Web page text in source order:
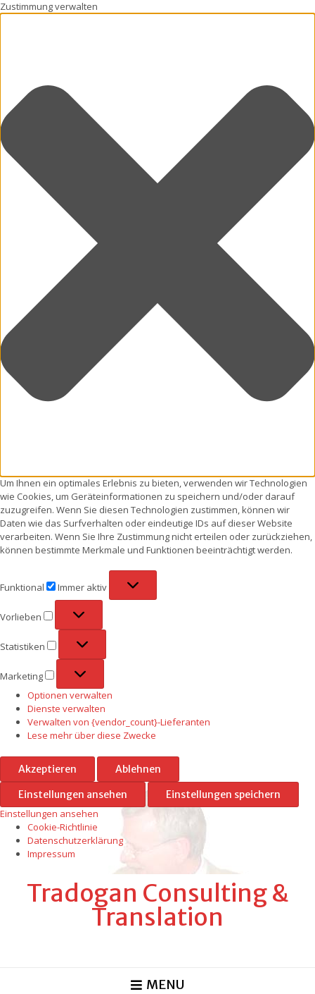
Zustimmung verwalten
Um Ihnen ein optimales Erlebnis zu bieten, verwenden wir Technologien
wie Cookies, um Geräteinformationen zu speichern und/oder darauf
zuzugreifen. Wenn Sie diesen Technologien zustimmen, können wir
Daten wie das Surfverhalten oder eindeutige IDs auf dieser Website
verarbeiten. Wenn Sie Ihre Zustimmung nicht erteilen oder zurückziehen,
können bestimmte Merkmale und Funktionen beeinträchtigt werden.
Funktional
Immer aktiv
Vorlieben
Vorlieben
Statistiken
Statistiken
Marketing
Marketing
Optionen verwalten
Dienste verwalten
Verwalten von {vendor_count}-Lieferanten
Lese mehr über diese Zwecke
Akzeptieren
Ablehnen
Einstellungen ansehen
Einstellungen speichern
Einstellungen ansehen
Cookie-Richtlinie
Datenschutzerklärung
Impressum
Tradogan Consulting &
Translation
MENU